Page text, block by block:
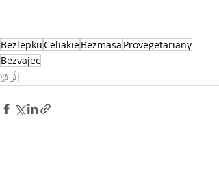
BezlepkuCeliakieBezmasa Provegetariany
Bezvajec
SALÁT